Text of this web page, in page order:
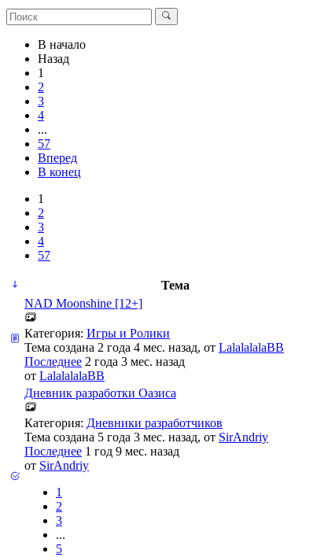
В начало
Назад
1
2
3
4
...
57
Вперед
В конец
1
2
3
4
57
Тема
NAD Moonshine [12+]
Категория: Игры и Ролики
Тема создана 2 года 4 мес. назад, от LalalalalaBB
Последнее 2 года 3 мес. назад
от LalalalalaBB
Дневник разработки Оазиса
Категория: Дневники разработчиков
Тема создана 5 года 3 мес. назад, от SirAndriy
Последнее 1 год 9 мес. назад
от SirAndriy
1
2
3
...
5